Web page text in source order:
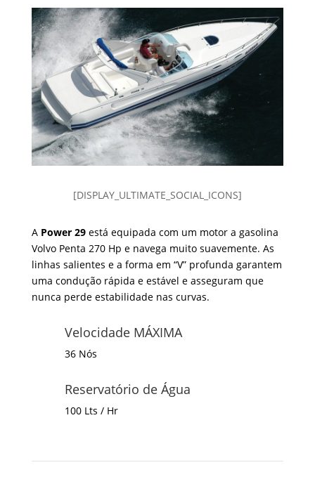
[DISPLAY_ULTIMATE_SOCIAL_ICONS]
A Power 29está equipada com um motor a gasolina
Volvo Penta 270 Hp e navega muito suavemente. As
linhas salientes e a forma em “V” profunda garantem
uma condução rápida e estável e asseguram que
nunca perde estabilidade nas curvas.
Velocidade MÁXIMA
36 Nós
Reservatório de Água
100 Lts / Hr